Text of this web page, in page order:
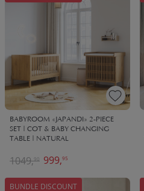
BABYROOM «JAPANDI» 2-PIECE
SET | COT & BABY CHANGING
TABLE | NATURAL
999,95
1049,90
BUNDLE DISCOUNT